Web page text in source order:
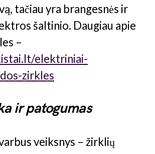
tačiau yra brangesnės ir
šaltinio. Daugiau apie
–
elektriniai-
zirkles
ir patogumas
veiksnys – žirklių